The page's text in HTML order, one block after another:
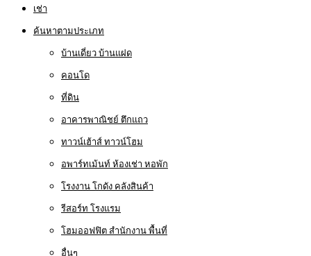
เช่า
ค้นหาตามประเภท
บ้านเดี่ยว บ้านแฝด
คอนโด
ที่ดิน
อาคารพาณิชย์ ตึกแถว
ทาวน์เฮ้าส์ ทาวน์โฮม
อพาร์ทเม้นท์ ห้องเช่า หอพัก
โรงงาน โกดัง คลังสินค้า
รีสอร์ท โรงแรม
โฮมออฟฟิต สำนักงาน พื้นที่
อื่นๆ